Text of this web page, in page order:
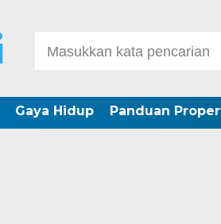
Gaya Hidup Panduan